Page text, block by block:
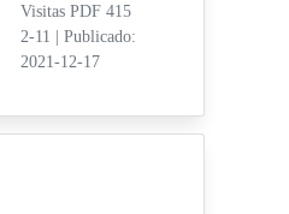
Visitas PDF 415
2-11
Publicado:
2021-12-17